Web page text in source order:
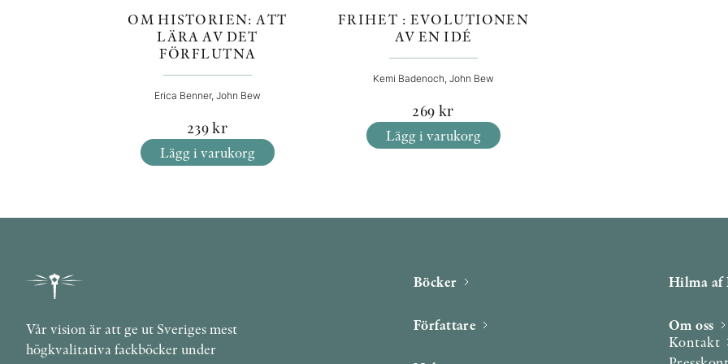
OM HISTORIEN: ATT
LÄRA AV DET
FÖRFLUTNA
Erica Benner, John Bew
239kr
Lägg i varukorg
FRIHET : EVOLUTIONEN
AV EN IDÉ
Kemi Badenoch, John Bew
269 kr
Lägg i varukorg
Vår vision är att ge ut Sveriges mest
högkvalitativa fackböcker under
Böcker
Författare
Hilma
Om oss
Kontakt